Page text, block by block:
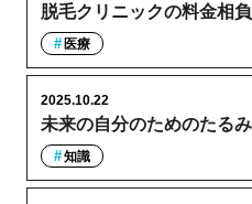
脱毛クリニックの料金相
医療
未来の自分のためのたる
2025.10.22
知識